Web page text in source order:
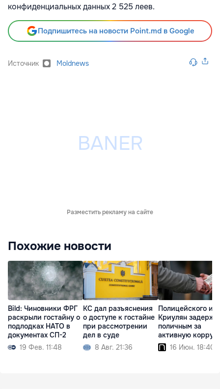
конфиденциальных данных 2 525 леев.
Подпишитесь на новости Point.md в Google
Источник Moldnews
Разместить рекламу на сайте
Похожие новости
Bild: Чиновники ФРГ
раскрыли гостайну о
подлодках НАТО в
документах СП-2
19 Фев. 11:48
КС дал разъяснения
о доступе к гостайне
при рассмотрении
дел в суде
8 Авг. 21:36
Полицейского из
Криулян
поличным за
активную
16 Июн. 18:40